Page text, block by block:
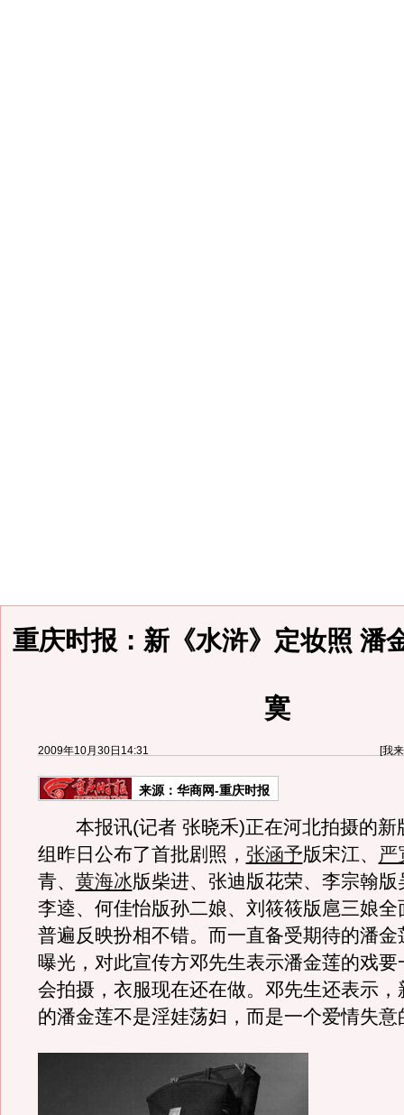
重庆时报：新《水浒》定妆照 潘
寞
2009年10月30日14:31 [我
来源： 华商网-重庆时报
本报讯(记者 张晓禾)正在河北拍摄的新
组昨日公布了首批剧照， 张涵予版宋江、
严
青、 黄海冰版柴进、张迪版花荣、李宗翰版
李逵、何佳怡版孙二娘、刘筱筱版扈三娘全
普遍反映扮相不错。而一直备受期待的潘金
曝光，对此宣传方邓先生表示潘金莲的戏要
会拍摄，衣服现在还在做。邓先生还表示，
的潘金莲不是淫娃荡妇，而是一个爱情失意